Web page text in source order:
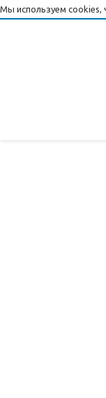
Мы используем